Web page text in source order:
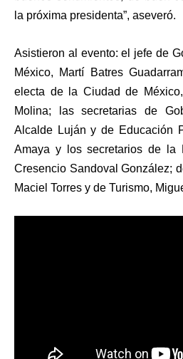
la próxima presidenta”, aseveró.
Asistieron al evento: el jefe de
México, Martí Batres
electa de la Ciudad de
Molina; las secretarias de
Alcalde Luján y de Educación
Amaya y los secretarios de la
Cresencio Sandoval González;
Maciel Torres y de Turismo,